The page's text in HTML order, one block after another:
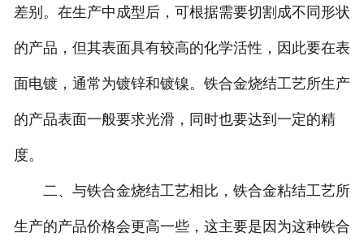
差别。在生产中成型后，可根据需要切割成不同形状
的产品，但其表面具有较高的化学活性，因此要在表
面电镀，通常为镀锌和镀镍。铁合金烧结工艺所生产
的产品表面一般要求光滑，同时也要达到一定的精
度。
二、与铁合金烧结工艺相比，铁合金粘结工艺所
生产的产品价格会更高一些，这主要是因为这种铁合